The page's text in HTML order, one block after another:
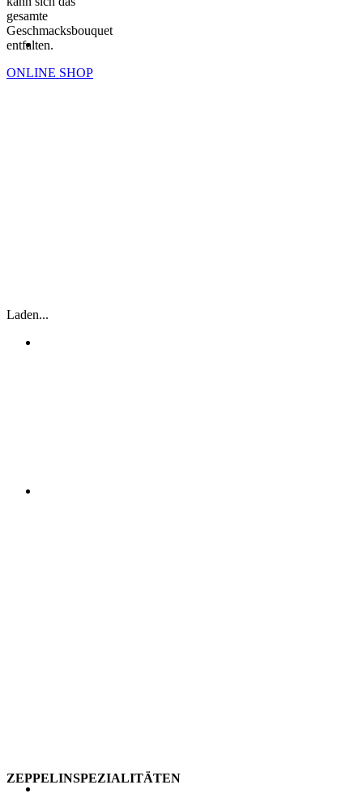
gesamte
Geschmacksbouquet
entfalten.
ONLINE SHOP
Laden...
ZEPPELINSPEZIALITÄTEN